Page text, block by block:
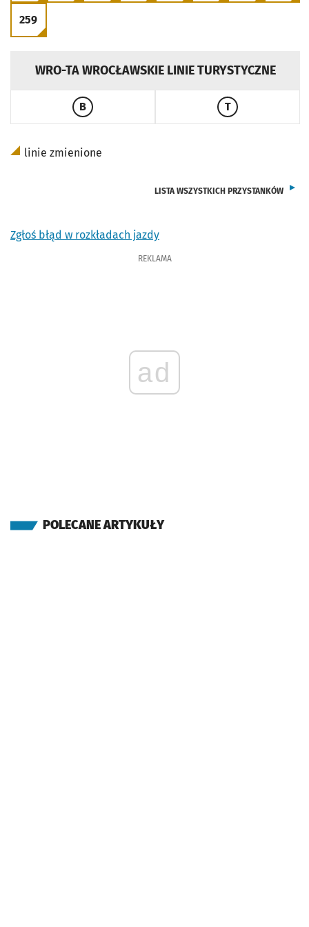
259PRZEJDŹ DO ROZKŁADU LINII
WRO-TA WROCŁAWSKIE LINIE TURYSTYCZNE
BPRZEJDŹ DO ROZKŁADU LINIITPRZEJDŹ DO
linie zmienione
LISTA WSZYSTKICH PRZYSTANKÓW
Zgłoś błąd w rozkładach jazdy
REKLAMA
ad
POLECANE ARTYKUŁY